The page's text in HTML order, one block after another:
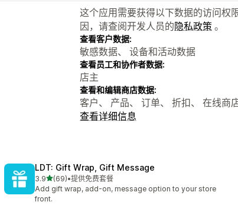
这个应用需要获得以下数据的访问权
因，请查阅开发人员的隐私政策 。
查看客户数据:
敏感数据、 设备和活动数据
查看员工和协作者数据:
店主
查看和编辑商店数据:
客户、 产品、 订单、 折扣、 在线商
查看详细信息
LDT: Gift Wrap, Gift Message
3.9星（满分 5 星）
(69)
总共 69 条评论
•提供免费套餐
Add gift wrap, add-on, message option to your store
front.